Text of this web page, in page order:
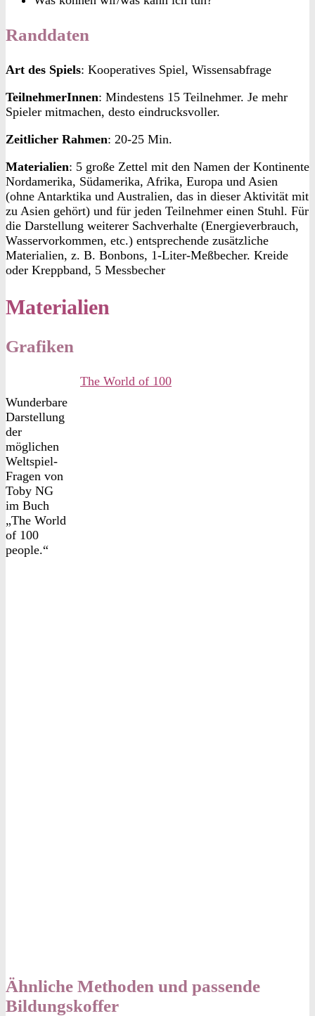
Randdaten
Art des Spiels: Kooperatives Spiel, Wissensabfrage
TeilnehmerInnen: Mindestens 15 Teilnehmer. Je mehr
Spieler mitmachen, desto eindrucksvoller.
Zeitlicher Rahmen: 20-25 Min.
Materialien: 5 große Zettel mit den Namen der Kontinente
Nordamerika, Südamerika, Afrika, Europa und Asien
(ohne Antarktika und Australien, das in dieser Aktivität mit
zu Asien gehört) und für jeden Teilnehmer einen Stuhl. Für
die Darstellung weiterer Sachverhalte (Energieverbrauch,
Wasservorkommen, etc.) entsprechende zusätzliche
Materialien, z. B. Bonbons, 1-Liter-Meßbecher. Kreide
oder Kreppband, 5 Messbecher
Materialien
Grafiken
Wunderbare
Darstellung
der
möglichen
Weltspiel-
Fragen von
Toby NG
im Buch
„The World
of 100
people.“
The World of 100
Ähnliche Methoden und passende
Bildungskoffer